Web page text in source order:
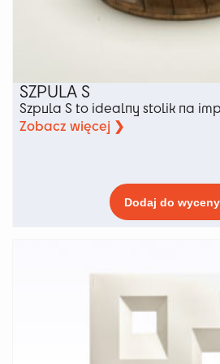
SZPULA S
Szpula S to idealny stolik na
Zobacz więcej ❯
Dodaj do wyceny
ma
na
stronie